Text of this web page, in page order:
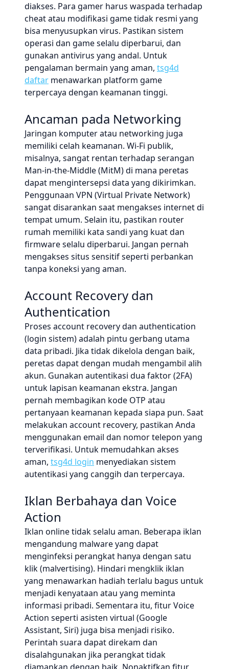
diakses. Para gamer harus waspada terhadap
cheat atau modifikasi game tidak resmi yang
bisa menyusupkan virus. Pastikan sistem
operasi dan game selalu diperbarui, dan
gunakan antivirus yang andal. Untuk
pengalaman bermain yang aman, tsg4d
daftar menawarkan platform game
terpercaya dengan keamanan tinggi.
Ancaman pada Networking
Jaringan komputer atau networking juga
memiliki celah keamanan. Wi-Fi publik,
misalnya, sangat rentan terhadap serangan
Man-in-the-Middle (MitM) di mana peretas
dapat mengintersepsi data yang dikirimkan.
Penggunaan VPN (Virtual Private Network)
sangat disarankan saat mengakses internet di
tempat umum. Selain itu, pastikan router
rumah memiliki kata sandi yang kuat dan
firmware selalu diperbarui. Jangan pernah
mengakses situs sensitif seperti perbankan
tanpa koneksi yang aman.
Account Recovery dan
Authentication
Proses account recovery dan authentication
(login sistem) adalah pintu gerbang utama
data pribadi. Jika tidak dikelola dengan baik,
peretas dapat dengan mudah mengambil alih
akun. Gunakan autentikasi dua faktor (2FA)
untuk lapisan keamanan ekstra. Jangan
pernah membagikan kode OTP atau
pertanyaan keamanan kepada siapa pun. Saat
melakukan account recovery, pastikan Anda
menggunakan email dan nomor telepon yang
terverifikasi. Untuk memudahkan akses
aman, tsg4d login menyediakan sistem
autentikasi yang canggih dan terpercaya.
Iklan Berbahaya dan Voice
Action
Iklan online tidak selalu aman. Beberapa iklan
mengandung malware yang dapat
menginfeksi perangkat hanya dengan satu
klik (malvertising). Hindari mengklik iklan
yang menawarkan hadiah terlalu bagus untuk
menjadi kenyataan atau yang meminta
informasi pribadi. Sementara itu, fitur Voice
Action seperti asisten virtual (Google
Assistant, Siri) juga bisa menjadi risiko.
Perintah suara dapat direkam dan
disalahgunakan jika perangkat tidak